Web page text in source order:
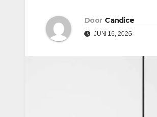
Door Candice
JUN 16, 2026